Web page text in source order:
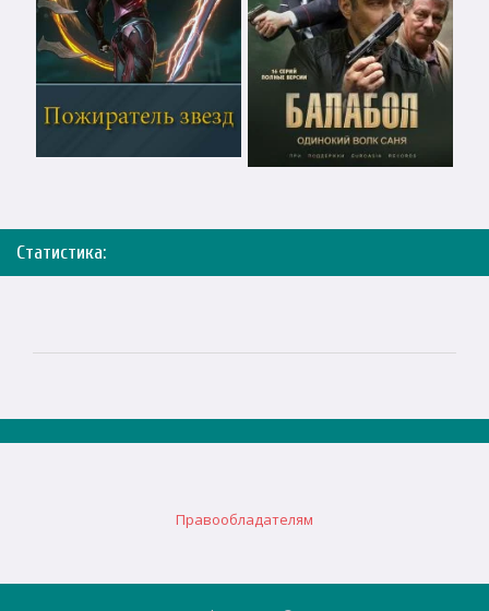
Статистика:
Правообладателям